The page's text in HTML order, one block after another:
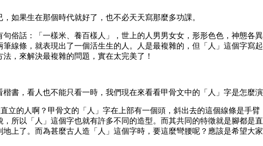
如果生在那個時代就好了，也不必天天寫那麼多功課。
俗話：「一樣米、養百樣人」，世上的人男男女女，形形色色，神態各
線條，就表現出了一個活生生的人。人是最複雜的，但「人」這個字寫
，來解決最複雜的問題，實在太完美了！
書，看人也不能只看一時，我們現在來看看甲骨文中的「人」字是怎麼演
立的人啊？甲骨文的「人」字在上部有一個頭，斜出去的這個線條是手
所以「人」這個字也就有許多不同的造型。而其共同的特徵就是腳都是
上了。而為甚麼古人造「人」這個字時，要這麼彎腰呢？應該是希望大家